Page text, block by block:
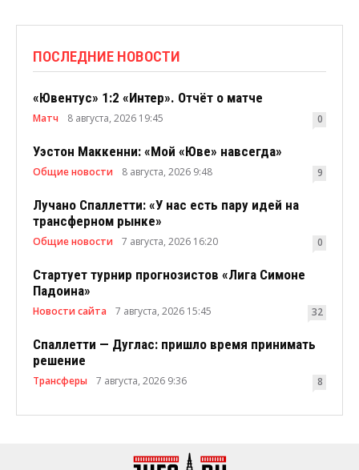
ПОСЛЕДНИЕ НОВОСТИ
«Ювентус» 1:2 «Интер». Отчёт о матче
Матч 8 августа, 2026 19:45 0
Уэстон Маккенни: «Мой «Юве» навсегда»
Общие новости 8 августа, 2026 9:48 9
Лучано Спаллетти: «У нас есть пару идей на
трансферном рынке»
Общие новости 7 августа, 2026 16:20 0
Стартует турнир прогнозистов «Лига Симоне
Падоина»
Новости сайта 7 августа, 2026 15:45 32
Спаллетти — Дуглас: пришло время принимать
решение
Трансферы 7 августа, 2026 9:36 8